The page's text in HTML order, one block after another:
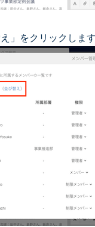
」をクリックします